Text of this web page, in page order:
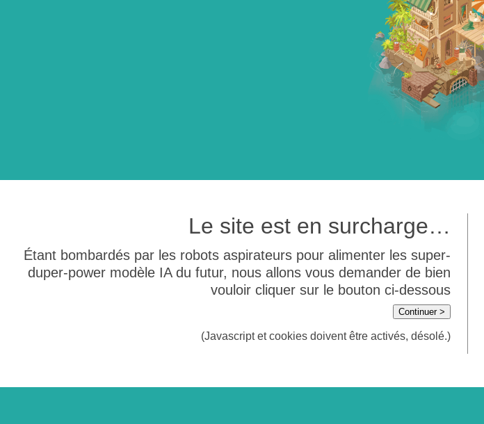
Le site est en surcharge…
Étant bombardés par les robots aspirateurs pour alimenter les super-
duper-power modèle IA du futur, nous allons vous demander de bien
vouloir cliquer sur le bouton ci-dessous
Continuer >
(Javascript et cookies doivent être activés, désolé.)